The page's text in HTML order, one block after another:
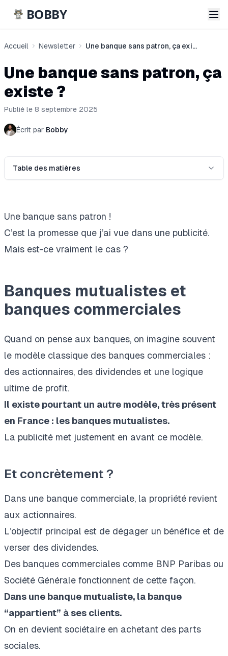
BOBBY
Accueil Newsletter Une banque sans patron, ça existe ?
Une banque sans patron, ça
existe ?
Publié le 8 septembre 2025
Écrit par Bobby
Table des matières
Une banque sans patron !
C’est la promesse que j’ai vue dans une publicité.
Mais est-ce vraiment le cas ?
Banques mutualistes et
banques commerciales
Quand on pense aux banques, on imagine souvent
le modèle classique des banques commerciales :
des actionnaires, des dividendes et une logique
ultime de profit.
Il existe pourtant un autre modèle, très présent
en France : les banques mutualistes.
La publicité met justement en avant ce modèle.
Et concrètement ?
Dans une banque commerciale, la propriété revient
aux actionnaires.
L’objectif principal est de dégager un bénéfice et de
verser des dividendes.
Des banques commerciales comme BNP Paribas ou
Société Générale fonctionnent de cette façon.
Dans une banque mutualiste, la banque
“appartient” à ses clients.
On en devient sociétaire en achetant des parts
sociales.